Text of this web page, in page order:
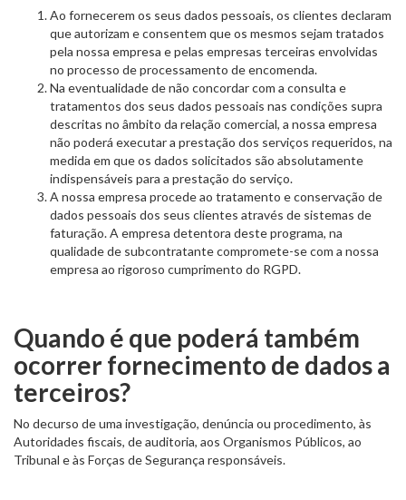
Ao fornecerem os seus dados pessoais, os clientes declaram
que autorizam e consentem que os mesmos sejam tratados
pela nossa empresa e pelas empresas terceiras envolvidas
no processo de processamento de encomenda.
Na eventualidade de não concordar com a consulta e
tratamentos dos seus dados pessoais nas condições supra
descritas no âmbito da relação comercial, a nossa empresa
não poderá executar a prestação dos serviços requeridos, na
medida em que os dados solicitados são absolutamente
indispensáveis para a prestação do serviço.
A nossa empresa procede ao tratamento e conservação de
dados pessoais dos seus clientes através de sistemas de
faturação. A empresa detentora deste programa, na
qualidade de subcontratante compromete-se com a nossa
empresa ao rigoroso cumprimento do RGPD.
Quando é que poderá também
ocorrer fornecimento de dados a
terceiros?
No decurso de uma investigação, denúncia ou procedimento, às
Autoridades fiscais, de auditoria, aos Organismos Públicos, ao
Tribunal e às Forças de Segurança responsáveis.